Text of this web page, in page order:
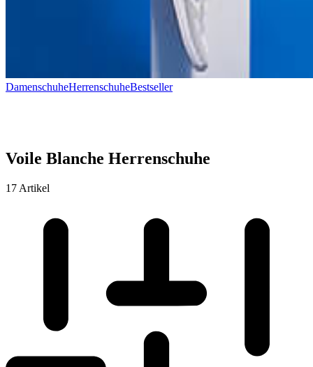
DamenschuheHerrenschuheBestseller
Voile Blanche Herrenschuhe
17 Artikel